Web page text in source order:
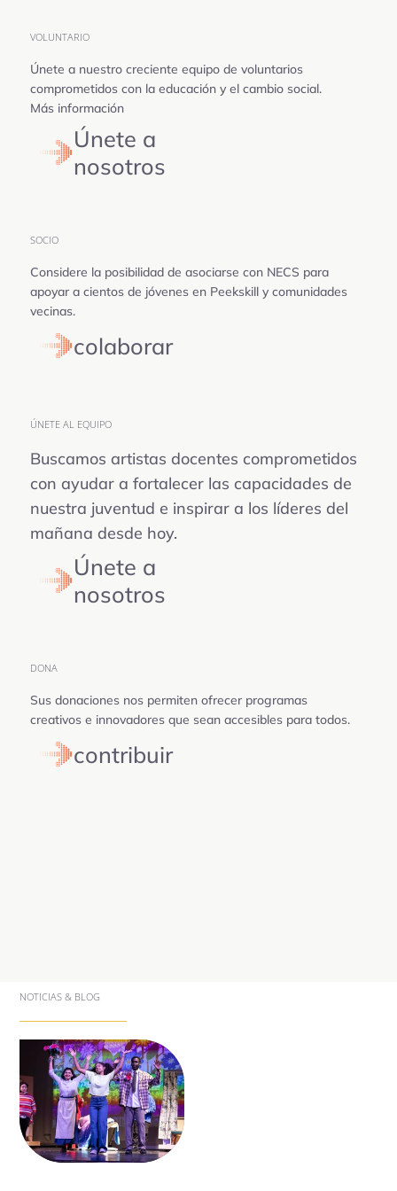
VOLUNTARIO
Únete a nuestro creciente equipo de voluntarios
comprometidos con la educación y el cambio social.
Más información
Únete a
nosotros
SOCIO
Considere la posibilidad de asociarse con NECS para
apoyar a cientos de jóvenes en Peekskill y comunidades
vecinas.
colaborar
ÚNETE AL EQUIPO
Buscamos artistas docentes comprometidos
con ayudar a fortalecer las capacidades de
nuestra juventud e inspirar a los líderes del
mañana desde hoy.
Únete a
nosotros
DONA
Sus donaciones nos permiten ofrecer programas
creativos e innovadores que sean accesibles para todos.
contribuir
NOTICIAS & BLOG